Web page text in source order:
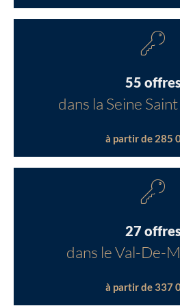
55
dans la Seine
à partir de 285
27
dans le Val-De-
à partir de 337